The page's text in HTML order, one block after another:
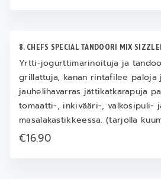
8. CHEFS SPECIAL TANDOORI MIX
Yrtti-jogurttimarinoituja ja
grillattuja, kanan rintafilee paloja
jauhelihavarras jättikatkarapuja
tomaatti-, inkivääri-, valkosipuli-
masalakastikkeessa. (tarjolla
€16.90